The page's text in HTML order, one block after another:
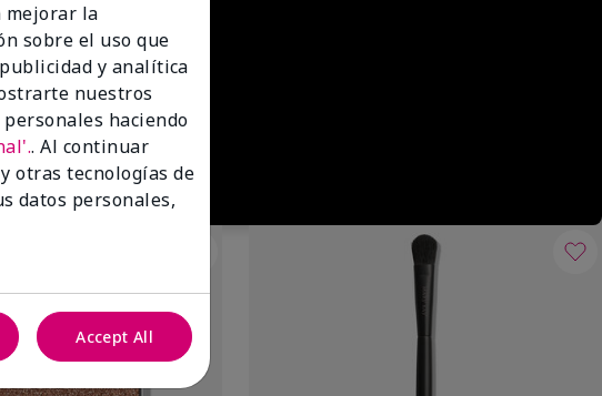
mejorar la
sobre el uso que
y analítica
nuestros
haciendo
. Al continuar
otras tecnologías de
datos personales,
Accept All